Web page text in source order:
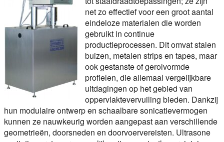
net zo effectief voor een groot aantal
eindeloze materialen die worden
gebruikt in continue
productieprocessen. Dit omvat stalen
buizen, metalen strips en tapes, maar
ook gestanste of gerolvormde
profielen, die allemaal vergelijkbare
uitdagingen op het gebied van
oppervlaktevervuiling bieden. Dankzij
hun modulaire ontwerp en schaalbare sonicatievermogen
kunnen ze nauwkeurig worden aangepast aan verschillende
geometrieën, doorsneden en doorvoervereisten. Ultrasone